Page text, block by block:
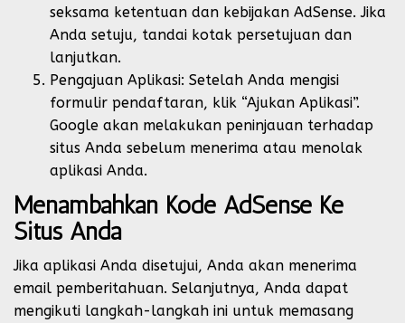
seksama ketentuan dan kebijakan AdSense. Jika
Anda setuju, tandai kotak persetujuan dan
lanjutkan.
Pengajuan Aplikasi: Setelah Anda mengisi
formulir pendaftaran, klik “Ajukan Aplikasi”.
Google akan melakukan peninjauan terhadap
situs Anda sebelum menerima atau menolak
aplikasi Anda.
Menambahkan Kode AdSense Ke
Situs Anda
Jika aplikasi Anda disetujui, Anda akan menerima
email pemberitahuan. Selanjutnya, Anda dapat
mengikuti langkah-langkah ini untuk memasang